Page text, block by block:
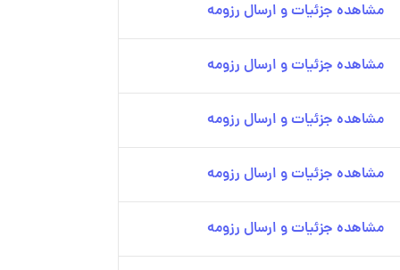
مشاهده جزئیات و ارسال رزومه
مشاهده جزئیات و ارسال رزومه
مشاهده جزئیات و ارسال رزومه
مشاهده جزئیات و ارسال رزومه
مشاهده جزئیات و ارسال رزومه